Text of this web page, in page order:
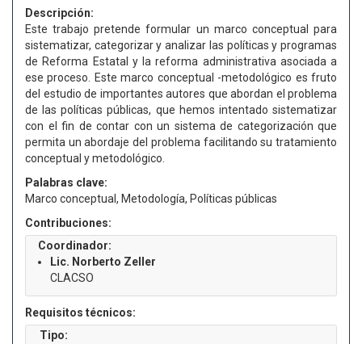
Descripción:
Este trabajo pretende formular un marco conceptual para
sistematizar, categorizar y analizar las políticas y programas
de Reforma Estatal y la reforma administrativa asociada a
ese proceso. Este marco conceptual -metodológico es fruto
del estudio de importantes autores que abordan el problema
de las políticas públicas, que hemos intentado sistematizar
con el fin de contar con un sistema de categorización que
permita un abordaje del problema facilitando su tratamiento
conceptual y metodológico.
Palabras clave:
Marco conceptual, Metodología, Políticas públicas
Contribuciones:
Coordinador:
Lic. Norberto Zeller
CLACSO
Requisitos técnicos:
Tipo: